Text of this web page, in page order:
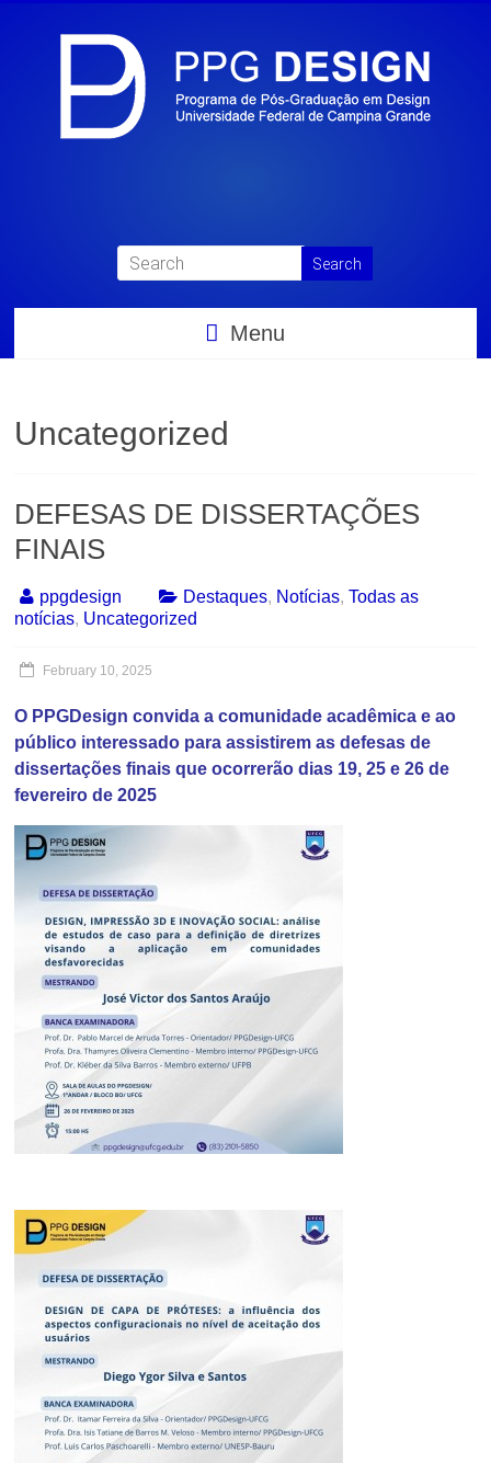
Menu
Uncategorized
DEFESAS DE DISSERTAÇÕES
FINAIS
ppgdesign Destaques, Notícias,Todas as
notícias, Uncategorized
February 10, 2025
O PPGDesign convida a comunidade acadêmica e ao
público interessado para assistirem as defesas de
dissertações finais que ocorrerão dias 19, 25 e 26 de
fevereiro de 2025